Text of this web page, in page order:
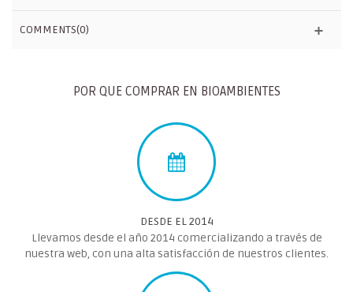
COMMENTS(0)
POR QUE COMPRAR EN BIOAMBIENTES
DESDE EL 2014
Llevamos desde el año 2014 comercializando a través de
nuestra web, con una alta satisfacción de nuestros clientes.